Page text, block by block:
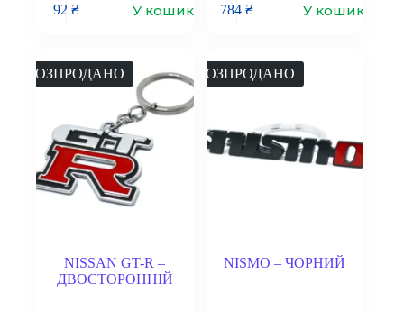
92₴ У кошик 784 ₴ У кошик
РОЗПРОДАНО
NISSAN GT-R –
ДВОСТОРОННІЙ
РОЗПРОДАНО
NISMO – ЧОРНИЙ